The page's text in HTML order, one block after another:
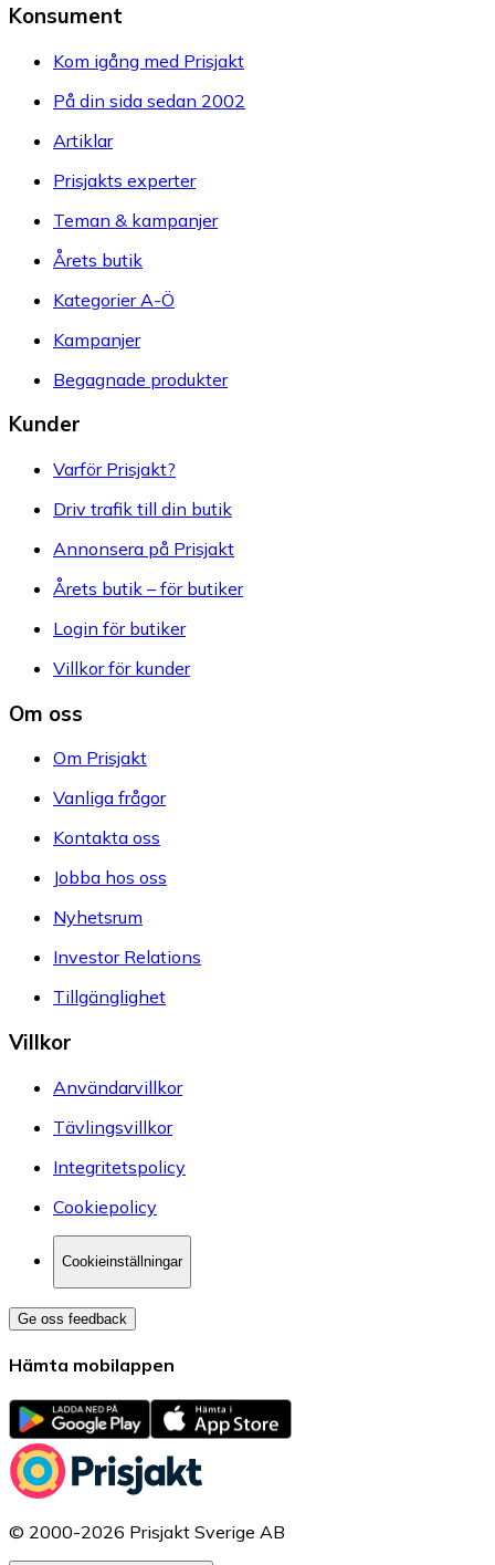
Konsument
Kom igång med Prisjakt
På din sida sedan 2002
Artiklar
Prisjakts experter
Teman & kampanjer
Årets butik
Kategorier A-Ö
Kampanjer
Begagnade produkter
Kunder
Varför Prisjakt?
Driv trafik till din butik
Annonsera på Prisjakt
Årets butik – för butiker
Login för butiker
Villkor för kunder
Om oss
Om Prisjakt
Vanliga frågor
Kontakta oss
Jobba hos oss
Nyhetsrum
Investor Relations
Tillgänglighet
Villkor
Användarvillkor
Tävlingsvillkor
Integritetspolicy
Cookiepolicy
Cookieinställningar
Ge oss feedback
Hämta mobilappen
© 2000-2026 Prisjakt Sverige AB